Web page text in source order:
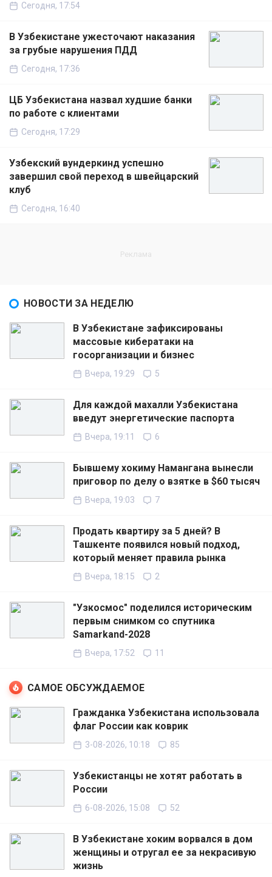
Сегодня, 17:54
В Узбекистане ужесточают наказания
за грубые нарушения ПДД
Сегодня, 17:36
ЦБ Узбекистана назвал худшие банки
по работе с клиентами
Сегодня, 17:29
Узбекский вундеркинд успешно
завершил свой переход в швейцарский
клуб
Сегодня, 16:40
НОВОСТИ ЗА НЕДЕЛЮ
В Узбекистане зафиксированы
массовые кибератаки на
госорганизации и бизнес
Вчера, 19:29 5
Для каждой махалли Узбекистана
введут энергетические паспорта
Вчера, 19:11 6
Бывшему хокиму Намангана вынесли
приговор по делу о взятке в $60 тысяч
Вчера, 19:03 7
Продать квартиру за 5 дней? В
Ташкенте появился новый подход,
который меняет правила рынка
Вчера, 18:15 2
"Узкосмос" поделился историческим
первым снимком со спутника
Samarkand-2028
Вчера, 17:52 11
САМОЕ ОБСУЖДАЕМОЕ
Гражданка Узбекистана использовала
флаг России как коврик
3-08-2026, 10:18 85
Узбекистанцы не хотят работать в
России
6-08-2026, 15:08 52
В Узбекистане хоким ворвался в дом
женщины и отругал ее за некрасивую
жизнь